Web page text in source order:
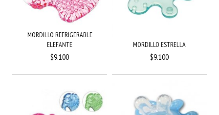
MORDILLO REFRIGERABLE
ELEFANTE
$9.100
MORDILLO ESTRELLA
$9.100